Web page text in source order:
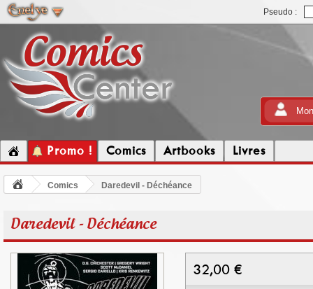
Pseudo :
Promo ! Comics Artbooks Livres
Comics Daredevil - Déchéance
Daredevil - Déchéance
32,00 €